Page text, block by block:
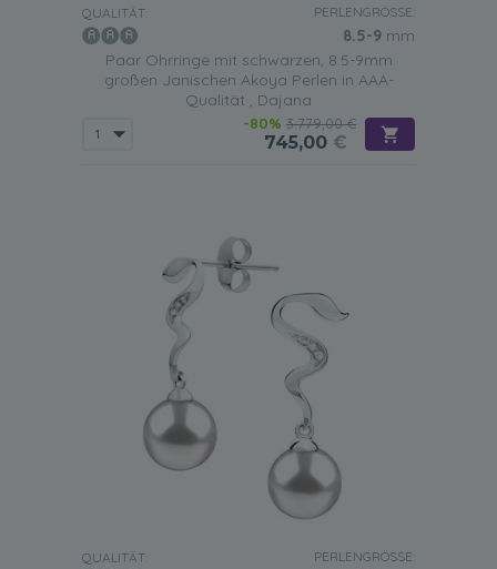
QUALITÄT: PERLENGRÖSSE:
8.5-9 mm
Paar Ohrringe mit schwarzen, 8.5-9mm
großen Janischen Akoya Perlen in AAA-
Qualität , Dajana
-80% 3.779,00 €
745,00 €
QUALITÄT: PERLENGRÖSSE: